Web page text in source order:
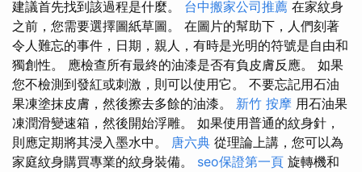
建議首先找到該過程是什麼。 台中搬家公司推薦 在家紋身
之前，您需要選擇圖紙草圖。 在圖片的幫助下，人們刻著
令人難忘的事件，日期，親人，有時是光明的符號是自由和
獨創性。 應檢查所有最終的油漆是否有負皮膚反應。 如果
您不檢測到發紅或刺激，則可以使用它。 不要忘記用石油
果凍塗抹皮膚，然後擦去多餘的油漆。 新竹 按摩 用石油果
凍潤滑變速箱，然後開始浮雕。 如果使用普通的紋身針，
則應定期將其浸入墨水中。 唐六典 從理論上講，您可以為
家庭紋身購買專業的紋身裝備。 seo保證第一頁 旋轉機和